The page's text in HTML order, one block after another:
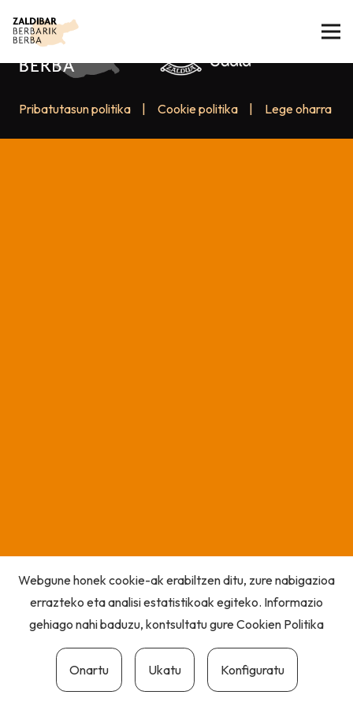
Pribatutasun politika Cookie politika Lege oharra
Webgune honek cookie-ak erabiltzen ditu, zure nabigazioa
errazteko eta analisi estatistikoak egiteko. Informazio
gehiago nahi baduzu, kontsultatu gureCookien Politika
Onartu Ukatu Konfiguratu